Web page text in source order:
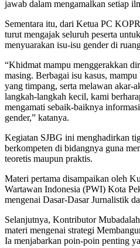
jawab dalam mengamalkan setiap
Sementara itu, dari Ketua PC
turut mengajak seluruh peserta
menyuarakan isu-isu gender di
“Khidmat mampu menggerakkan
masing. Berbagai isu kasus,
yang timpang, serta melawan akar-
langkah-langkah kecil, kami
mengamati sebaik-baiknya
gender,” katanya.
Kegiatan SJBG ini menghadirkan
berkompeten di bidangnya guna
teoretis maupun praktis.
Materi pertama disampaikan oleh
Wartawan Indonesia (PWI) Kota
mengenai Dasar-Dasar Jurnalistik
Selanjutnya, Kontributor
materi mengenai strategi
Ia menjabarkan poin-poin penting